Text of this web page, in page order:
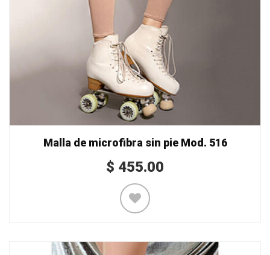
Malla de microfibra sin pie Mod. 516
$ 455.00